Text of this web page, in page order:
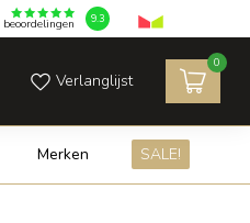
beoordelingen 9.3
Verlanglijst
0
Merken SALE!